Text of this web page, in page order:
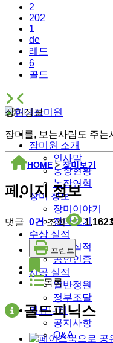
2
202
1
de
레드
6
골드
장미원 소개
인사말
농장현황
농장연혁
장미 정보
장미이야기
장미보기
수상 실적
수상실적
공인인증
시공 실적
일반정원
정부조달
커뮤니티
공지사항
Q&A
장미정보
장미를, 보는사람도 주는
HOME>장미보기
페이지 정보
댓글 0건 조회 1,162
프린트
목록
골드피닉스